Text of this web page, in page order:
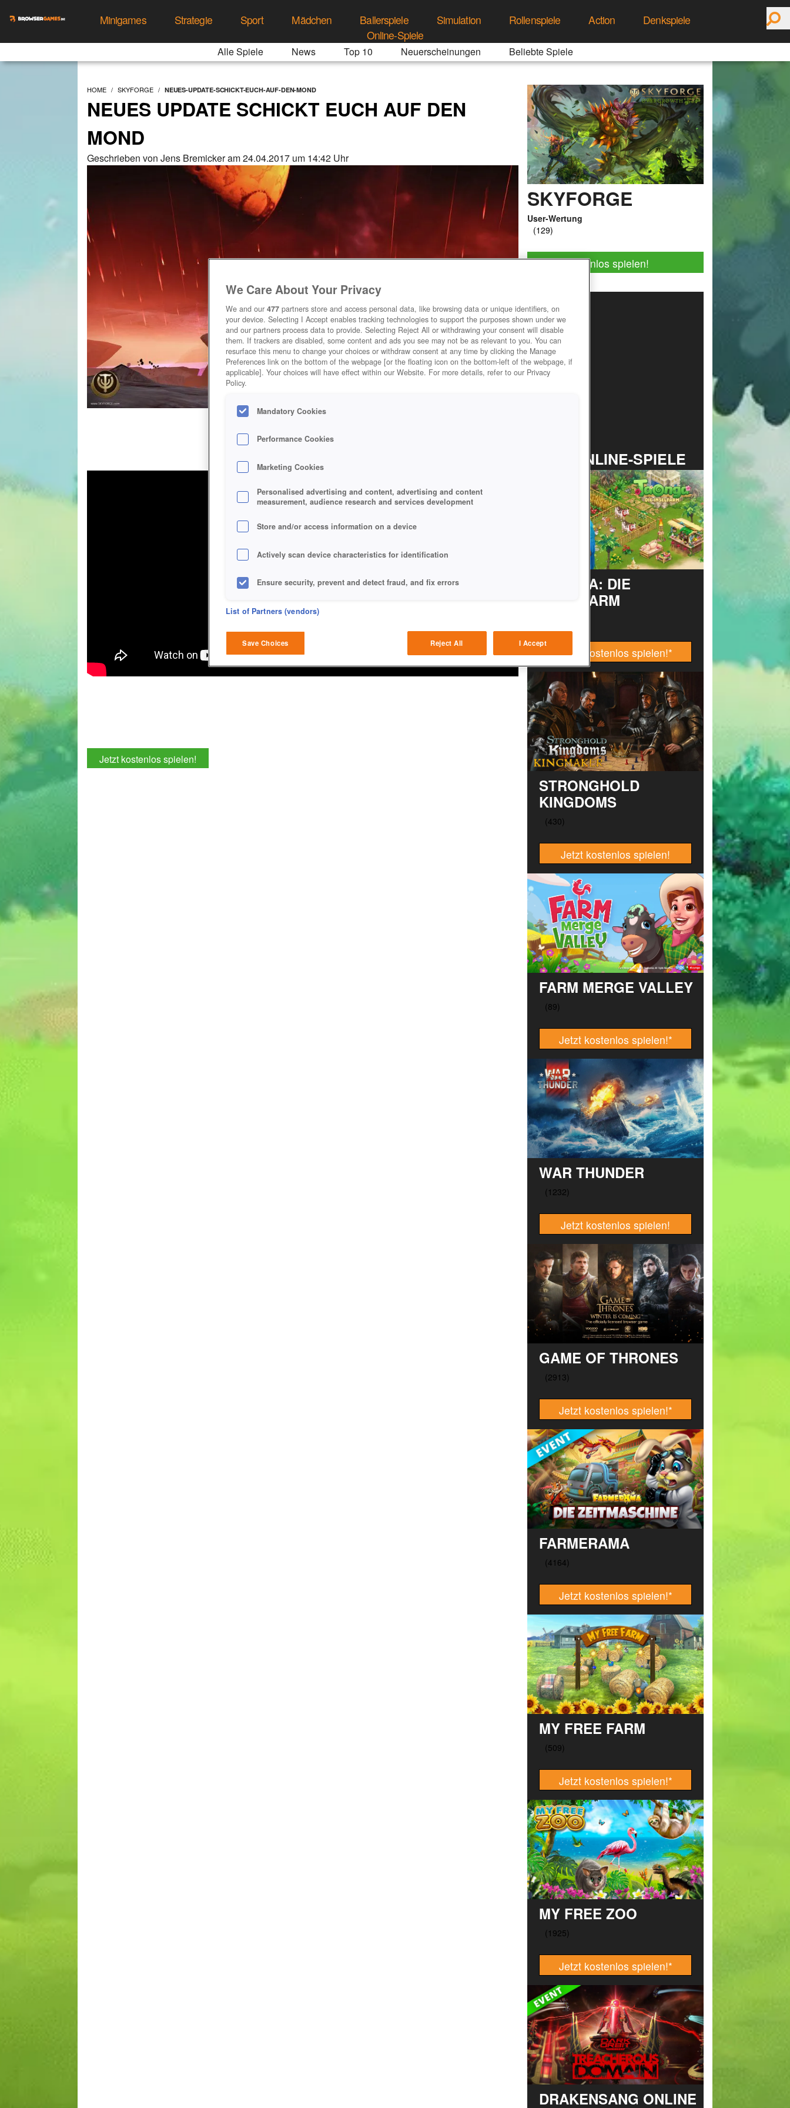
Minigames Strategie Sport Mädchen Ballerspiele Simulation Rollenspiele Action
Denkspiele
Online-Spiele
Alle Spiele News Top 10 Neuerscheinungen Beliebte Spiele
HOME SKYFORGE NEUES-UPDATE-SCHICKT-EUCH-AUF-DEN-MOND
NEUES UPDATE SCHICKT EUCH AUF DEN
MOND
Geschrieben von Jens Bremicker am 24.04.2017 um 14:42 Uhr
Jetzt kostenlos spielen!
SKYFORGE
User-Wertung
Jetzt kostenlos spielen!
TOP ONLINE-SPIELE
TAONGA: DIE
INSELFARM
Jetzt kostenlos spielen!*
STRONGHOLD
KINGDOMS
Jetzt kostenlos spielen!
FARM MERGE VALLEY
Jetzt kostenlos spielen!*
WAR THUNDER
Jetzt kostenlos spielen!
GAME OF THRONES
Jetzt kostenlos spielen!*
FARMERAMA
Jetzt kostenlos spielen!*
MY FREE FARM
Jetzt kostenlos spielen!*
MY FREE ZOO
Jetzt kostenlos spielen!*
DRAKENSANG ONLINE
We Care About Your Privacy
We and our 477 partners store and access personal data, like browsing data or unique identifiers, on
your device. Selecting I Accept enables tracking technologies to support the purposes shown under we
and our partners process data to provide. Selecting Reject All or withdrawing your consent will disable
them. If trackers are disabled, some content and ads you see may not be as relevant to you. You can
resurface this menu to change your choices or withdraw consent at any time by clicking the Manage
Preferences link on the bottom of the webpage [or the floating icon on the bottom-left of the webpage, if
applicable]. Your choices will have effect within our Website. For more details, refer to our Privacy
Policy.
Mandatory Cookies
Performance Cookies
Marketing Cookies
Personalised advertising and content, advertising and content
measurement, audience research and services development
Store and/or access information on a device
Actively scan device characteristics for identification
Ensure security, prevent and detect fraud, and fix errors
Deliver and present advertising and content
Match and combine data from other data sources
Link different devices
List of Partners (vendors)
Save Choices Reject All I Accept